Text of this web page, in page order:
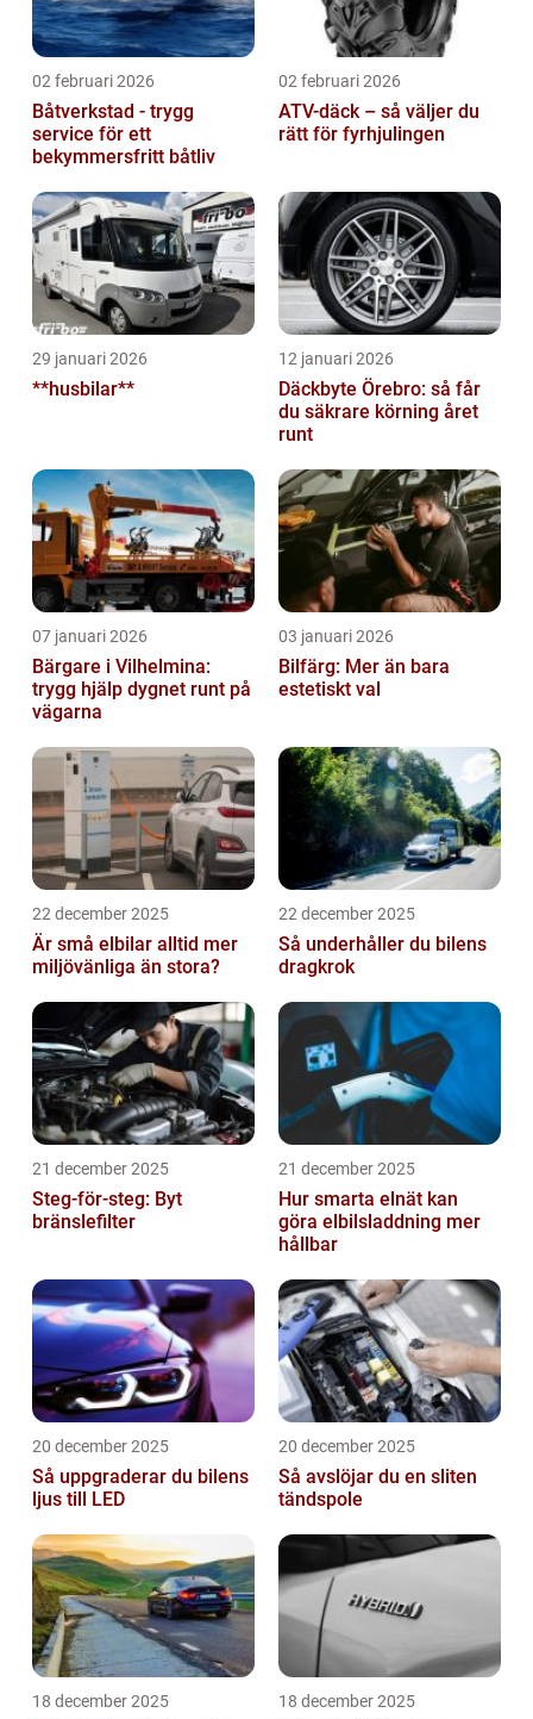
02 februari 2026
Båtverkstad - trygg
service för ett
bekymmersfritt båtliv
02 februari 2026
ATV-däck – så väljer du
rätt för fyrhjulingen
29 januari 2026
**husbilar**
12 januari 2026
Däckbyte Örebro: så får
du säkrare körning året
runt
07 januari 2026
Bärgare i Vilhelmina:
trygg hjälp dygnet runt på
vägarna
03 januari 2026
Bilfärg: Mer än bara
estetiskt val
22 december 2025
Är små elbilar alltid mer
miljövänliga än stora?
22 december 2025
Så underhåller du bilens
dragkrok
21 december 2025
Steg-för-steg: Byt
bränslefilter
21 december 2025
Hur smarta elnät kan
göra elbilsladdning mer
hållbar
20 december 2025
Så uppgraderar du bilens
ljus till LED
20 december 2025
Så avslöjar du en sliten
tändspole
18 december 2025 18 december 2025